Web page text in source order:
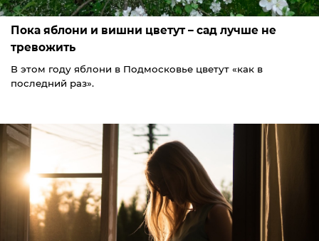
Пока яблони и вишни цветут – сад лучше не
тревожить
В этом году яблони в Подмосковье цветут «как в
последний раз».